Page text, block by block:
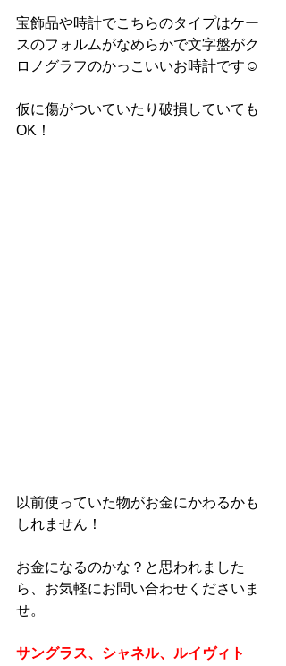
宝飾品や時計でこちらのタイプはケー
スのフォルムがなめらかで文字盤がク
ロノグラフのかっこいいお時計です☺
仮に傷がついていたり破損していても
OK！
以前使っていた物がお金にかわるかも
しれません！
お金になるのかな？と思われました
ら、お気軽にお問い合わせくださいま
せ。
サングラス、シャネル、ルイヴィト